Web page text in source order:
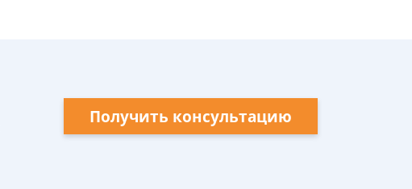
Получить консультацию